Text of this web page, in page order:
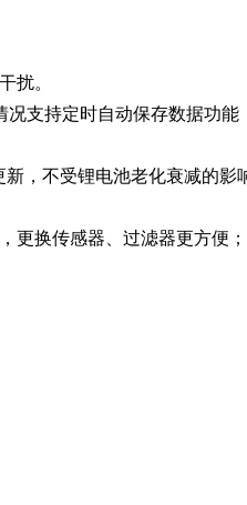
扰。
支持定时自动保存数据功能
，不受锂电池老化衰减的影
更换传感器、过滤器更方便；